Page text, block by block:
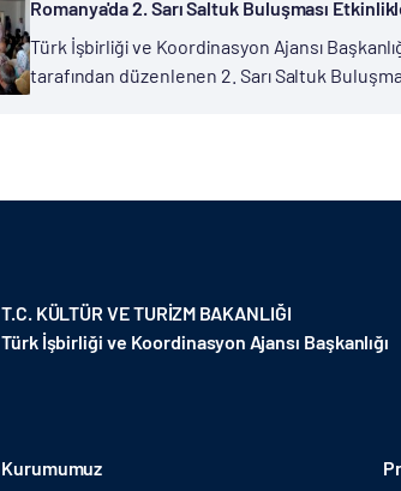
Romanya'da 2. Sarı Saltuk Buluşması
Türk İşbirliği ve Koordinasyon Ajansı
tarafından düzenlenen 2. Sarı Saltuk
T.C. KÜLTÜR VE TURİZM BAKANLIĞI
Türk İşbirliği ve Koordinasyon Ajansı Başkanlığı
Kurumumuz